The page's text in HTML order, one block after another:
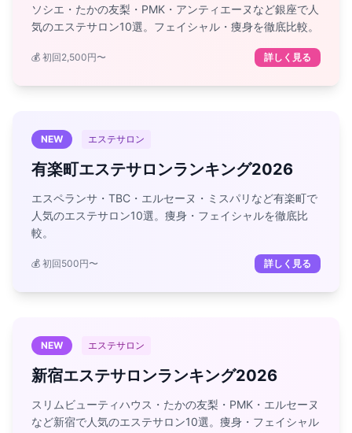
ソシエ・たかの友梨・PMK・アンティエーヌなど銀座で人
気のエステサロン10選。フェイシャル・痩身を徹底比較。
💰 初回2,500円〜 詳しく見る
NEW エステサロン
有楽町エステサロンランキング2026
エスペランサ・TBC・エルセーヌ・ミスパリなど有楽町で
人気のエステサロン10選。痩身・フェイシャルを徹底比
較。
💰 初回500円〜 詳しく見る
NEW エステサロン
新宿エステサロンランキング2026
スリムビューティハウス・たかの友梨・PMK・エルセーヌ
など新宿で人気のエステサロン10選。痩身・フェイシャル